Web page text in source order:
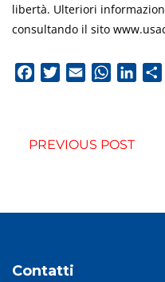
libertà. Ulteriori
consultando il sito
FacebookTwitterEmail WhatsApp
PREVIOUS POST
Contatti